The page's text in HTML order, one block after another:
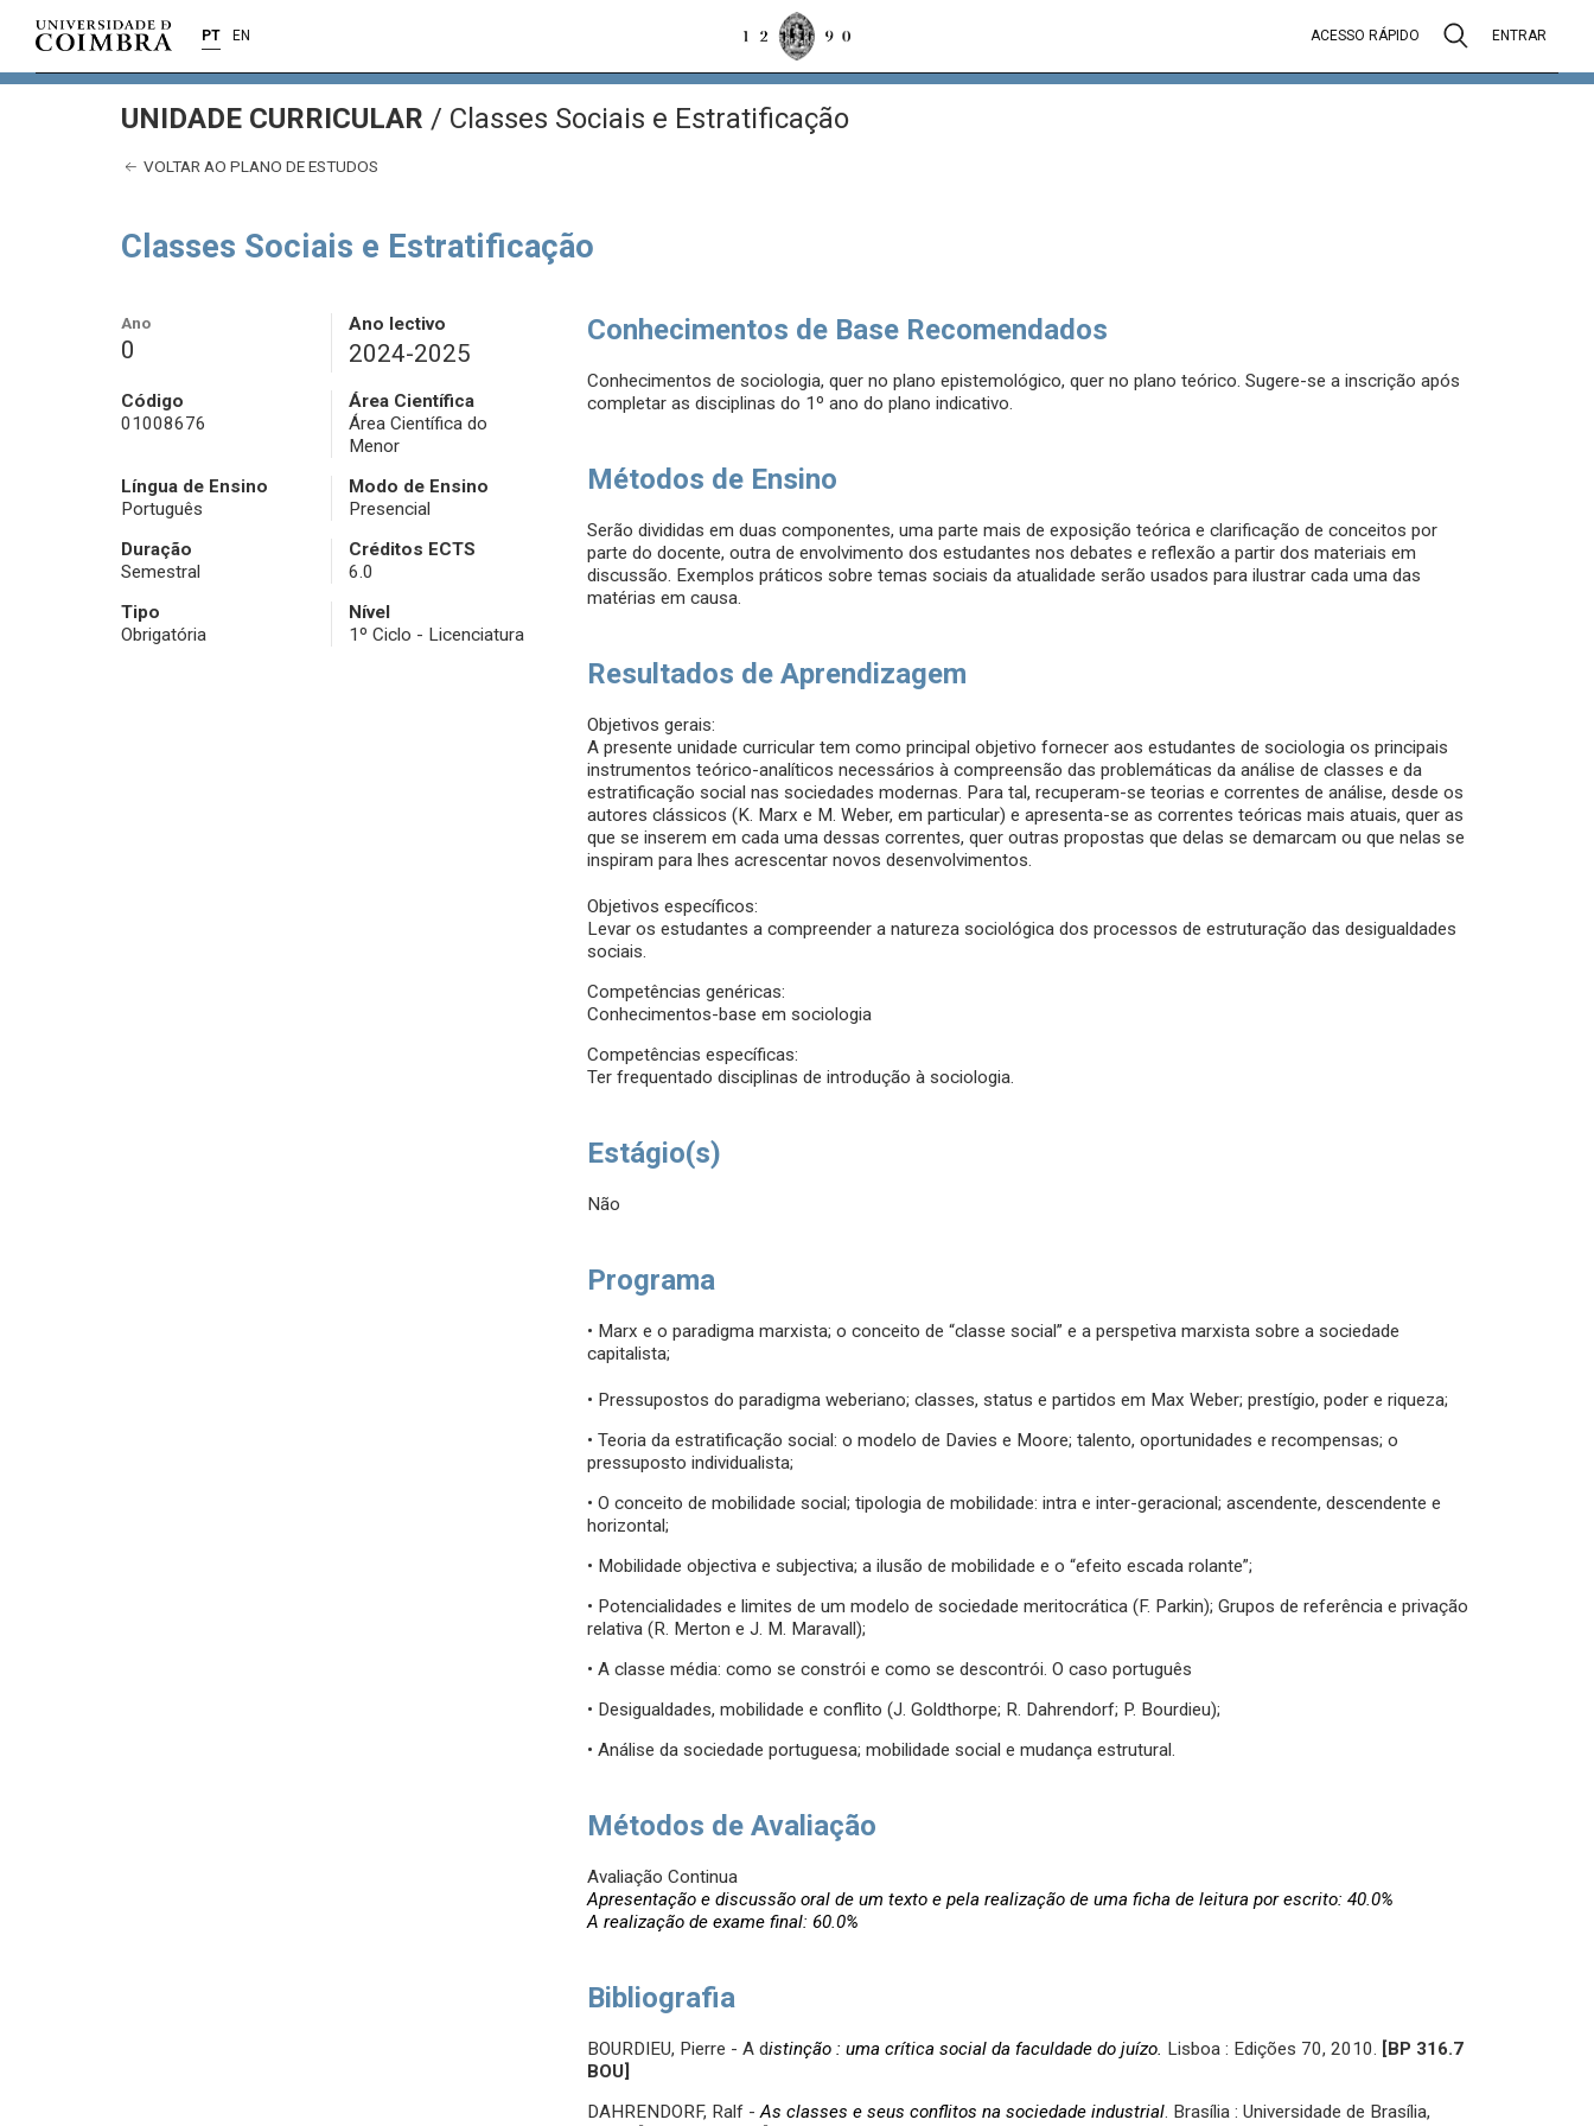
PT EN ACESSO RÁPIDO ENTRAR
UNIDADE CURRICULAR / Classes Sociais e Estratificação
VOLTAR AO PLANO DE ESTUDOS
Classes Sociais e Estratificação
Ano
0
Ano lectivo
2024-2025
Código
01008676
Área Científica
Área Científica do
Menor
Língua de Ensino
Português
Modo de Ensino
Presencial
Duração
Semestral
Créditos ECTS
6.0
Tipo
Obrigatória
Nível
1º Ciclo - Licenciatura
Conhecimentos de Base Recomendados
Conhecimentos de sociologia, quer no plano epistemológico, quer no plano teórico. Sugere-se a inscrição após
completar as disciplinas do 1º ano do plano indicativo.
Métodos de Ensino
Serão divididas em duas componentes, uma parte mais de exposição teórica e clarificação de conceitos por
parte do docente, outra de envolvimento dos estudantes nos debates e reflexão a partir dos materiais em
discussão. Exemplos práticos sobre temas sociais da atualidade serão usados para ilustrar cada uma das
matérias em causa.
Resultados de Aprendizagem
Objetivos gerais:
A presente unidade curricular tem como principal objetivo fornecer aos estudantes de sociologia os principais
instrumentos teórico-analíticos necessários à compreensão das problemáticas da análise de classes e da
estratificação social nas sociedades modernas. Para tal, recuperam-se teorias e correntes de análise, desde os
autores clássicos (K. Marx e M. Weber, em particular) e apresenta-se as correntes teóricas mais atuais, quer as
que se inserem em cada uma dessas correntes, quer outras propostas que delas se demarcam ou que nelas se
inspiram para lhes acrescentar novos desenvolvimentos.
Objetivos específicos:
Levar os estudantes a compreender a natureza sociológica dos processos de estruturação das desigualdades
sociais.
Competências genéricas:
Conhecimentos-base em sociologia
Competências específicas:
Ter frequentado disciplinas de introdução à sociologia.
Estágio(s)
Não
Programa
• Marx e o paradigma marxista; o conceito de “classe social” e a perspetiva marxista sobre a sociedade
capitalista;
• Pressupostos do paradigma weberiano; classes, status e partidos em Max Weber; prestígio, poder e riqueza;
• Teoria da estratificação social: o modelo de Davies e Moore; talento, oportunidades e recompensas; o
pressuposto individualista;
• O conceito de mobilidade social; tipologia de mobilidade: intra e inter-geracional; ascendente, descendente e
horizontal;
• Mobilidade objectiva e subjectiva; a ilusão de mobilidade e o “efeito escada rolante”;
• Potencialidades e limites de um modelo de sociedade meritocrática (F. Parkin); Grupos de referência e privação
relativa (R. Merton e J. M. Maravall);
• A classe média: como se constrói e como se descontrói. O caso português
• Desigualdades, mobilidade e conflito (J. Goldthorpe; R. Dahrendorf; P. Bourdieu);
• Análise da sociedade portuguesa; mobilidade social e mudança estrutural.
Métodos de Avaliação
Avaliação Continua
Apresentação e discussão oral de um texto e pela realização de uma ficha de leitura por escrito: 40.0%
A realização de exame final: 60.0%
Bibliografia
BOURDIEU, Pierre - A distinção : uma crítica social da faculdade do juízo. Lisboa : Edições 70, 2010. [BP 316.7
BOU
DAHRENDORF, Ralf -As classes e seus conflitos na sociedade industrial. Brasília : Universidade de Brasília,